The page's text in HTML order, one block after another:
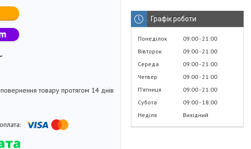
повернення товару протягом 14 днів
Графік роботи
Понеділок 09:00 21:00
Вівторок
09:00 21:00
Середа
09:00 21:00
Четвер
09:00 21:00
Пʼятниця
09:00 21:00
Субота
09:00 18:00
Неділя
Вихідний